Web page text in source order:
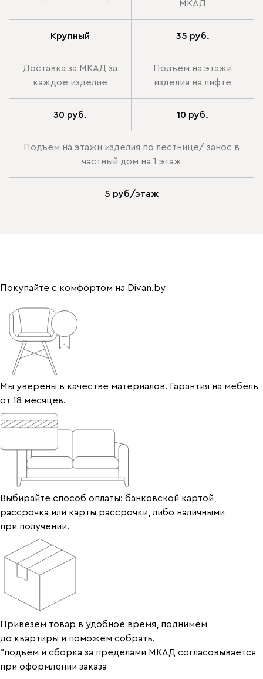
МКАД
Крупный 35 руб.
Доставка за МКАД за
каждое изделие
Подъем на этажи
изделия на лифте
30 руб. 10 руб.
Подъем на этажи изделия по лестнице/ занос в
частный дом на 1 этаж
5 руб/этаж
Покупайте с комфортом на Divan.by
Мы уверены в качестве материалов. Гарантия на мебель
от 18 месяцев.
Выбирайте способ оплаты: банковской картой,
рассрочка или карты рассрочки, либо наличными
при получении.
Привезем товар в удобное время, поднимем
до квартиры и поможем собрать.
*подъем и сборка за пределами МКАД согласовывается
при оформлении заказа